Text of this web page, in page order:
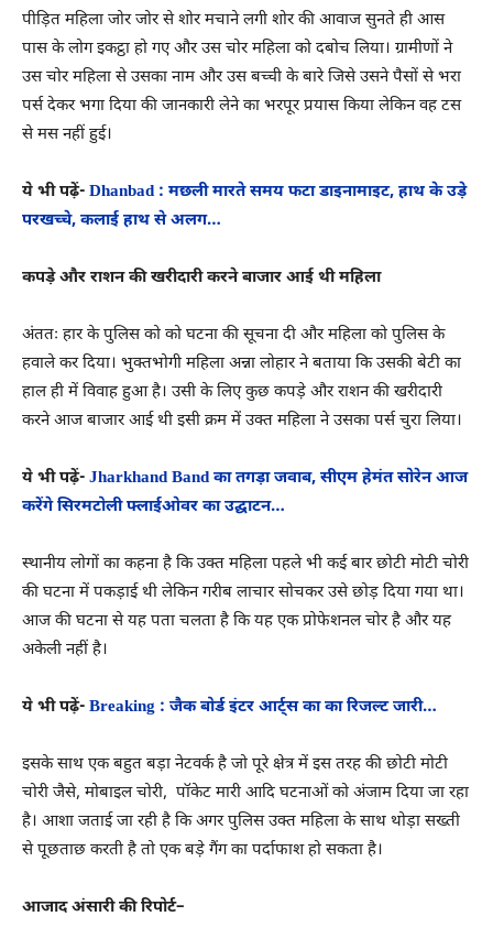
पीड़ित महिला जोर जोर से शोर मचाने लगी शोर की आवाज सुनते ही आस
पास के लोग इकट्ठा हो गए और उस चोर महिला को दबोच लिया। ग्रामीणों ने
उस चोर महिला से उसका नाम और उस बच्ची के बारे जिसे उसने पैसों से भरा
पर्स देकर भगा दिया की जानकारी लेने का भरपूर प्रयास किया लेकिन वह टस
से मस नहीं हुई।
ये भी पढ़ें- Dhanbad : मछली मारते समय फटा डाइनामाइट, हाथ के उड़े
परखच्चे, कलाई हाथ से अलग…
कपड़े और राशन की खरीदारी करने बाजार आई थी महिला
अंततः हार के पुलिस को को घटना की सूचना दी और महिला को पुलिस के
हवाले कर दिया। भुक्तभोगी महिला अन्ना लोहार ने बताया कि उसकी बेटी का
हाल ही में विवाह हुआ है। उसी के लिए कुछ कपड़े और राशन की खरीदारी
करने आज बाजार आई थी इसी क्रम में उक्त महिला ने उसका पर्स चुरा लिया।
ये भी पढ़ें- Jharkhand Band का तगड़ा जवाब, सीएम हेमंत सोरेन आज
करेंगे सिरमटोली फ्लाईओवर का उद्घाटन…
स्थानीय लोगों का कहना है कि उक्त महिला पहले भी कई बार छोटी मोटी चोरी
की घटना में पकड़ाई थी लेकिन गरीब लाचार सोचकर उसे छोड़ दिया गया था।
आज की घटना से यह पता चलता है कि यह एक प्रोफेशनल चोर है और यह
अकेली नहीं है।
ये भी पढ़ें- Breaking : जैक बोर्ड इंटर आर्ट्स का का रिजल्ट जारी…
इसके साथ एक बहुत बड़ा नेटवर्क है जो पूरे क्षेत्र में इस तरह की छोटी मोटी
चोरी जैसे, मोबाइल चोरी, पॉकेट मारी आदि घटनाओं को अंजाम दिया जा रहा
है। आशा जताई जा रही है कि अगर पुलिस उक्त महिला के साथ थोड़ा सख्ती
से पूछताछ करती है तो एक बड़े गैंग का पर्दाफाश हो सकता है।
आजाद अंसारी की रिपोर्ट–